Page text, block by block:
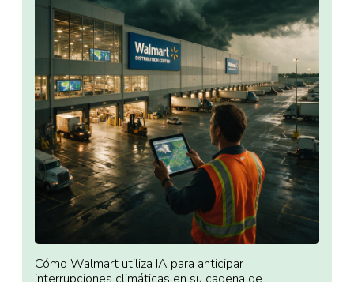
Cómo Walmart utiliza IA para anticipar